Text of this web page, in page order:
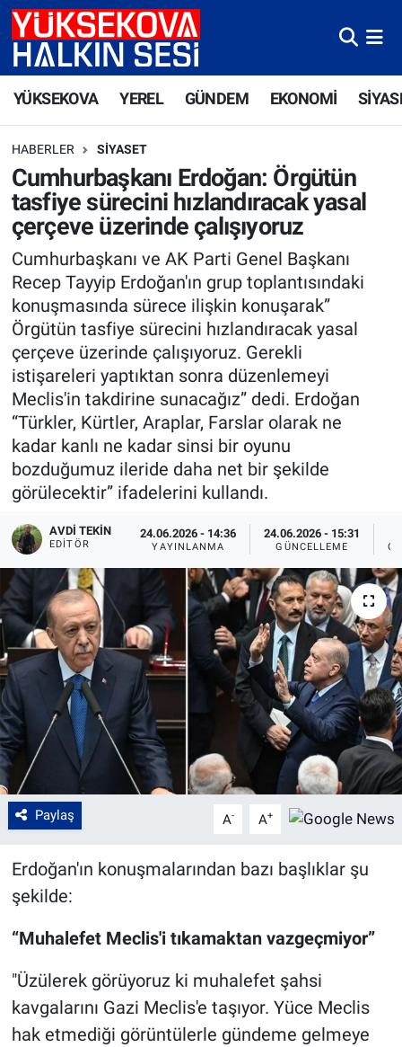
YÜKSEKOVA YEREL GÜNDEM EKONOMİ
HABERLER SIYASET
Cumhurbaşkanı Erdoğan: Örgütün
tasfiye sürecini hızlandıracak yasal
çerçeve üzerinde çalışıyoruz
Cumhurbaşkanı ve AK Parti Genel Başkanı
Recep Tayyip Erdoğan'ın grup toplantısındaki
konuşmasında sürece ilişkin konuşarak”
Örgütün tasfiye sürecini hızlandıracak yasal
çerçeve üzerinde çalışıyoruz. Gerekli
istişareleri yaptıktan sonra düzenlemeyi
Meclis'in takdirine sunacağız” dedi. Erdoğan
“Türkler, Kürtler, Araplar, Farslar olarak ne
kadar kanlı ne kadar sinsi bir oyunu
bozduğumuz ileride daha net bir şekilde
görülecektir” ifadelerini kullandı.
AVDI TEKIN
EDITÖR
24.06.2026 - 14:36
YAYINLANMA
24.06.2026 - 15:31
GÜNCELLEME
Paylaş A- A+
Erdoğan'ın konuşmalarından bazı başlıklar şu
şekilde:
“Muhalefet Meclis'i tıkamaktan vazgeçmiyor”
"Üzülerek görüyoruz ki muhalefet şahsi
kavgalarını Gazi Meclis'e taşıyor. Yüce Meclis
hak etmediği görüntülerle gündeme gelmeye
Yüksekova Nöbetçi Eczaneler
Yüksekova Trafik Yoğunluk Haritası
Süper Lig Puan Durumu ve Fikstür
Tüm Manşetler
Son Dakika Haberleri
Haber Arşivi